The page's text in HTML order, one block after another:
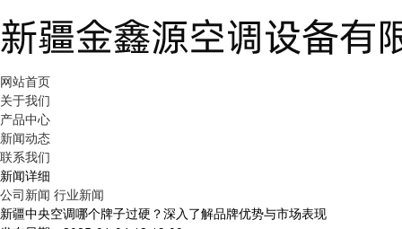
网站首页
关于我们
产品中心
新闻动态
联系我们
新闻详细
公司新闻 行业新闻
新疆中央空调哪个牌子过硬？深入了解品牌优势与市场表现